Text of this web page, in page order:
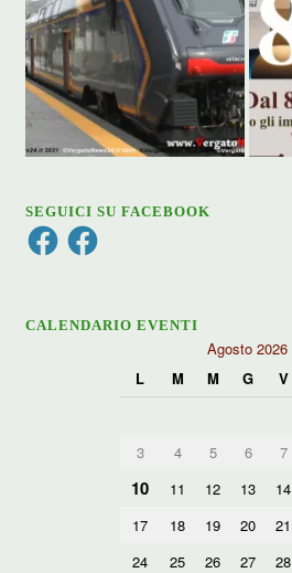
SEGUICI SU FACEBOOK
FacebookFacebook
CALENDARIO EVENTI
Agosto 2026
L
M M G V
3
4 5 6 7
10 11 12 13 14
17
18 19 20 21
24
25 26 27 28